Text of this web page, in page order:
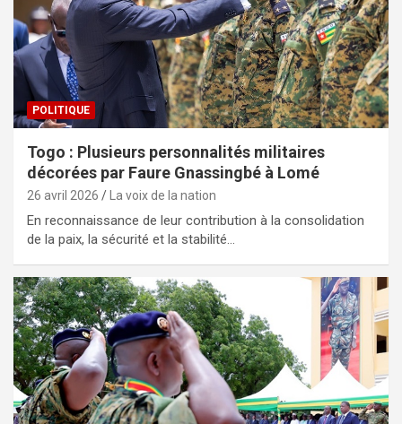
POLITIQUE
Togo : Plusieurs personnalités militaires
décorées par Faure Gnassingbé à Lomé
26 avril 2026 La voix de la nation
En reconnaissance de leur contribution à la consolidation
de la paix, la sécurité et la stabilité…